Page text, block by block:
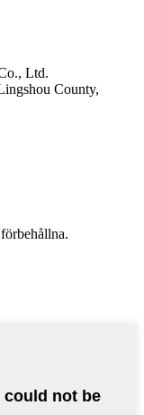
Ltd.
County,